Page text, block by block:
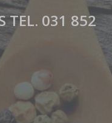
TEL. 031 852